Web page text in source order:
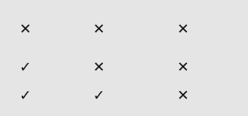
✕ ✕ ✕
✓ ✕
✕
✓ ✓
✕